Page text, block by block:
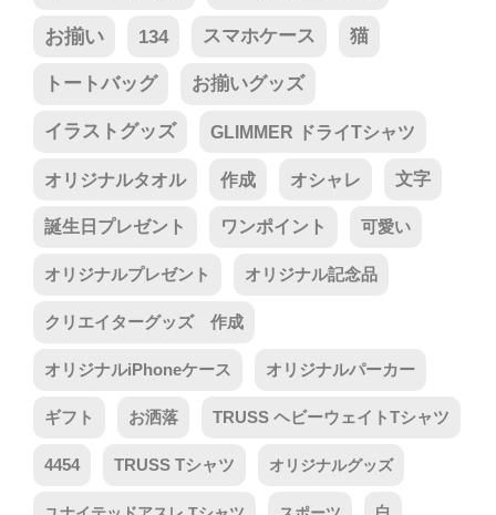
お揃い 134 スマホケース 猫
トートバッグ お揃いグッズ
イラストグッズ GLIMMER ドライTシャツ
オリジナルタオル 作成 オシャレ 文字
誕生日プレゼント ワンポイント 可愛い
オリジナルプレゼント オリジナル記念品
クリエイターグッズ 作成
オリジナルiPhoneケース オリジナルパーカー
ギフト お洒落 TRUSS ヘビーウェイトTシャツ
4454 TRUSS Tシャツ オリジナルグッズ